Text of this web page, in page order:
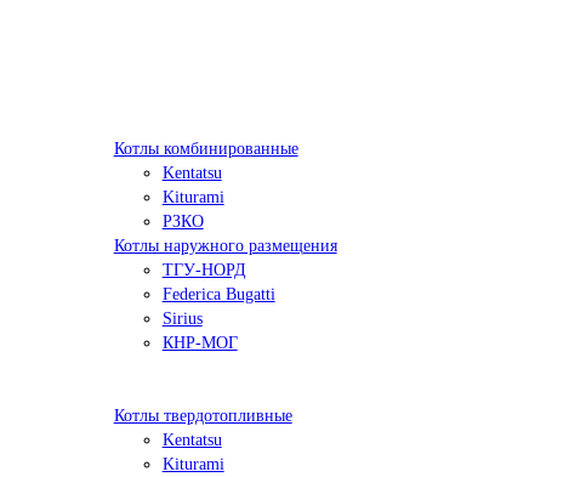
Котлы комбинированные
Kentatsu
Kiturami
РЗКО
Котлы наружного размещения
ТГУ-НОРД
Federica Bugatti
Sirius
КНР-МОГ
Котлы твердотопливные
Kentatsu
Kiturami